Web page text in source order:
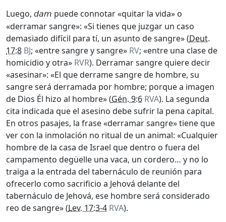
Luego, dam puede connotar «quitar la vida» o
«derramar sangre»: «Si tienes que juzgar un caso
demasiado difícil para tí, un asunto de sangre» (Deut.
17:8 BJ; «entre sangre y sangre» RV; «entre una clase de
homicidio y otra» RVR). Derramar sangre quiere decir
«asesinar»: «El que derrame sangre de hombre, su
sangre será derramada por hombre; porque a imagen
de Dios Él hizo al hombre» (Gén. 9:6 RVA). La segunda
cita indicada que el asesino debe sufrir la pena capital.
En otros pasajes, la frase «derramar sangre» tiene que
ver con la inmolación no ritual de un animal: «Cualquier
hombre de la casa de Israel que dentro o fuera del
campamento degüelle una vaca, un cordero… y no lo
traiga a la entrada del tabernáculo de reunión para
ofrecerlo como sacrificio a Jehová delante del
tabernáculo de Jehová, ese hombre será considerado
reo de sangre» (Lev. 17:3-4 RVA).